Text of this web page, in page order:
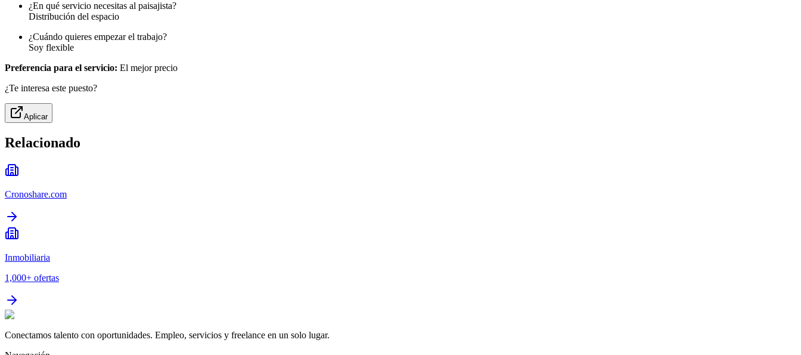
¿En qué servicio necesitas al paisajista?
Distribución del espacio
¿Cuándo quieres empezar el trabajo?
Soy flexible
Preferencia para el servicio: El mejor precio
¿Te interesa este puesto?
Aplicar
Relacionado
Cronoshare.com
Inmobiliaria
1,000+ ofertas
Conectamos talento con oportunidades. Empleo, servicios y freelance en un solo lugar.